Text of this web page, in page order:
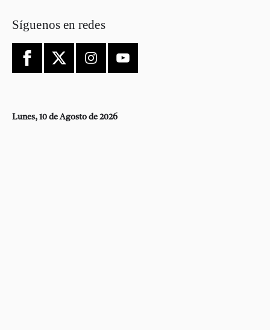
Síguenos en redes
Lunes, 10 de Agosto de 2026